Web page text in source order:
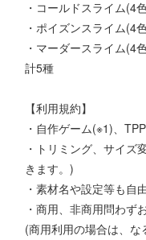
・コールドスライム(4
・ポイズンスライム(4
・マーダースライム(4
計5種
【利用規約】
・自作ゲーム(※1)、
・トリミング、サイ
きます。)
・素材名や設定等も自
・商用、非商用問わ
(商用利用の場合は、